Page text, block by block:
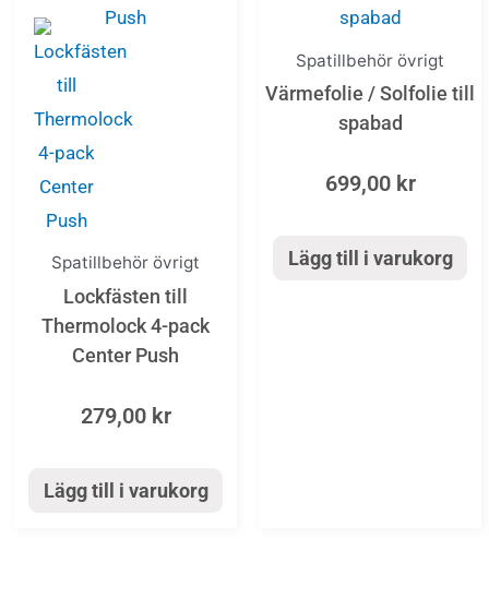
Spatillbehör övrigt
Lockfästen till
Thermolock 4-pack
Center Push
279,00 kr
Lägg till i varukorg
Spatillbehör övrigt
Värmefolie / Solfolie till
spabad
699,00 kr
Lägg till i varukorg